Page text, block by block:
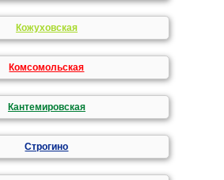
Кожуховская
Комсомольская
Кантемировская
Строгино